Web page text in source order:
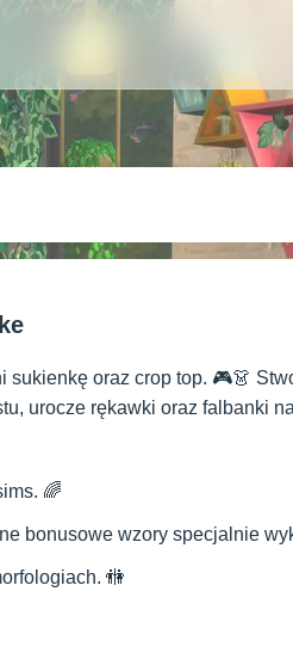
oraz crop top. 🎮👗
urocze rękawki oraz falbanki
🌈
bonusowe wzory specjalnie
🚻